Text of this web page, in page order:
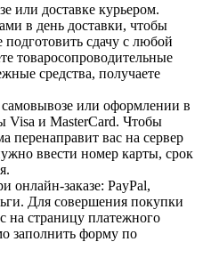
или доставке курьером.
в день доставки, чтобы
подготовить сдачу с любой
товаросопроводительные
средства, получаете
или оформлении в
Visa и MasterCard. Чтобы
перенаправит вас на сервер
ввести номер карты, срок
онлайн-заказе: PayPal,
Для совершения покупки
на страницу платежного
заполнить форму по